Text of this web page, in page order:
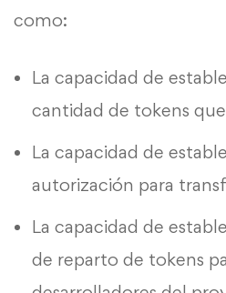
como:
La capacidad de
cantidad de tokens
La capacidad de
autorización para
La capacidad de
de reparto de tokens